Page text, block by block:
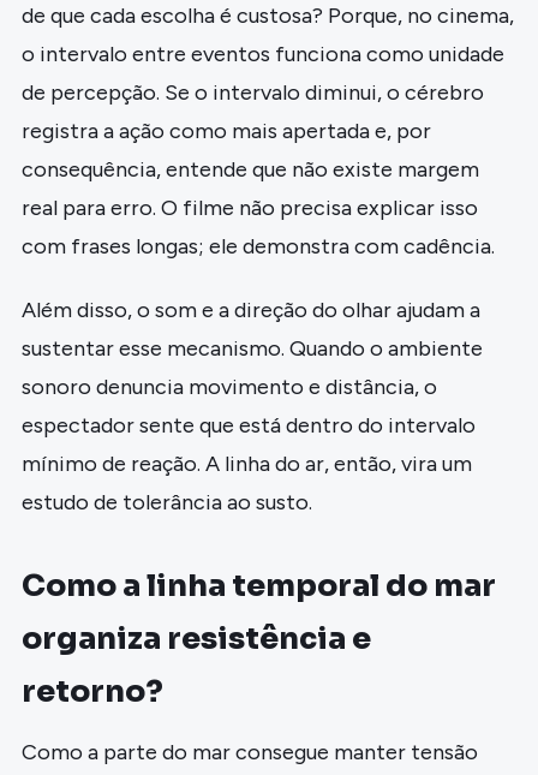
de que cada escolha é custosa? Porque, no cinema,
o intervalo entre eventos funciona como unidade
de percepção. Se o intervalo diminui, o cérebro
registra a ação como mais apertada e, por
consequência, entende que não existe margem
real para erro. O filme não precisa explicar isso
com frases longas; ele demonstra com cadência.
Além disso, o som e a direção do olhar ajudam a
sustentar esse mecanismo. Quando o ambiente
sonoro denuncia movimento e distância, o
espectador sente que está dentro do intervalo
mínimo de reação. A linha do ar, então, vira um
estudo de tolerância ao susto.
Como a linha temporal do mar
organiza resistência e
retorno?
Como a parte do mar consegue manter tensão